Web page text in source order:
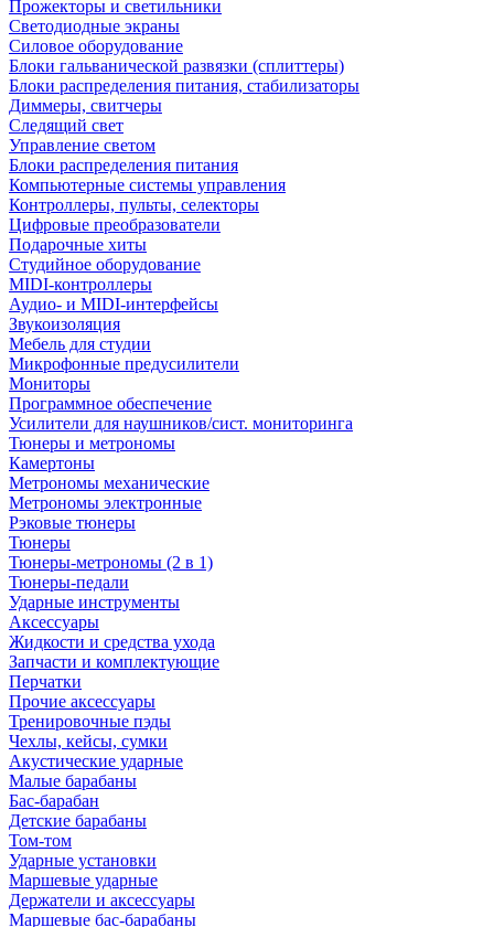
Прожекторы и светильники
Светодиодные экраны
Силовое оборудование
Блоки гальванической развязки (сплиттеры)
Блоки распределения питания, стабилизаторы
Диммеры, свитчеры
Следящий свет
Управление светом
Блоки распределения питания
Компьютерные системы управления
Контроллеры, пульты, селекторы
Цифровые преобразователи
Подарочные хиты
Студийное оборудование
MIDI-контроллеры
Аудио- и MIDI-интерфейсы
Звукоизоляция
Мебель для студии
Микрофонные предусилители
Мониторы
Программное обеспечение
Усилители для наушников/сист. мониторинга
Тюнеры и метрономы
Камертоны
Метрономы механические
Метрономы электронные
Рэковые тюнеры
Тюнеры
Тюнеры-метрономы (2 в 1)
Тюнеры-педали
Ударные инструменты
Аксессуары
Жидкости и средства ухода
Запчасти и комплектующие
Перчатки
Прочие аксессуары
Тренировочные пэды
Чехлы, кейсы, сумки
Акустические ударные
Mалые барабаны
Бас-барабан
Детские барабаны
Том-том
Ударные установки
Маршевые ударные
Держатели и аксессуары
Маршевые бас-барабаны